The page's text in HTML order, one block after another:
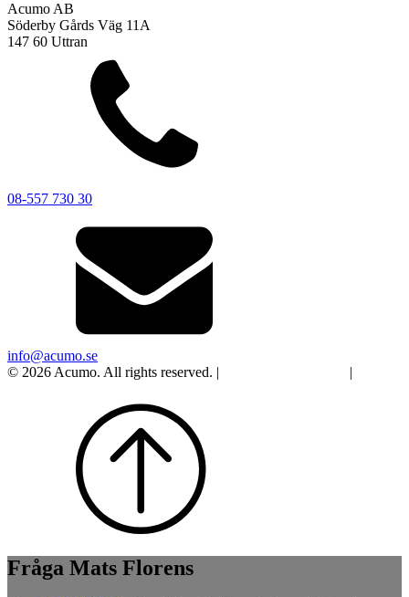
Acumo AB
Söderby Gårds Väg 11A
147 60 Uttran
08-557 730 30
info@acumo.se
© 2026 Acumo. All rights reserved. |
|
Fråga Mats Florens